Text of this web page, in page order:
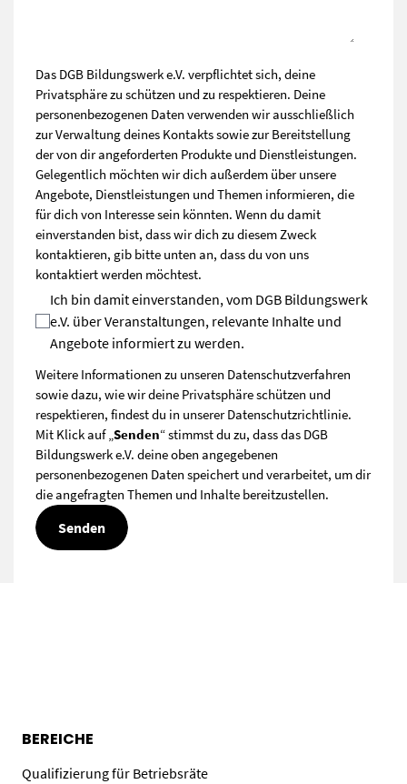
Das DGB Bildungswerk e.V. verpflichtet sich, deine
Privatsphäre zu schützen und zu respektieren. Deine
personenbezogenen Daten verwenden wir ausschließlich
zur Verwaltung deines Kontakts sowie zur Bereitstellung
der von dir angeforderten Produkte und Dienstleistungen.
Gelegentlich möchten wir dich außerdem über unsere
Angebote, Dienstleistungen und Themen informieren, die
für dich von Interesse sein könnten. Wenn du damit
einverstanden bist, dass wir dich zu diesem Zweck
kontaktieren, gib bitte unten an, dass du von uns
kontaktiert werden möchtest.
Ich bin damit einverstanden, vom DGB Bildungswerk
e.V. über Veranstaltungen, relevante Inhalte und
Angebote informiert zu werden.
Weitere Informationen zu unseren Datenschutzverfahren
sowie dazu, wie wir deine Privatsphäre schützen und
respektieren, findest du in unsererDatenschutzrichtlinie.
Mit Klick auf „Senden“ stimmst du zu, dass das DGB
Bildungswerk e.V. deine oben angegebenen
personenbezogenen Daten speichert und verarbeitet, um dir
die angefragten Themen und Inhalte bereitzustellen.
BEREICHE
Qualifizierung für Betriebsräte